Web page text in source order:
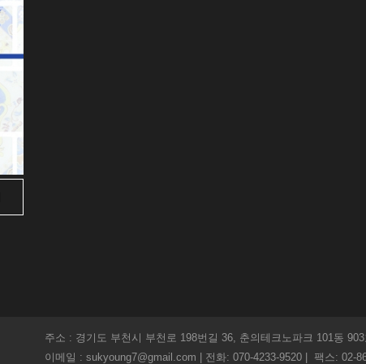
주소 : 경기도 부천시 부천로 198번길 36, 춘의테크노파크 101동
이메일 : sukyoung7@gmail.com | 전화: 070-4233-9520 | 팩스: 02-